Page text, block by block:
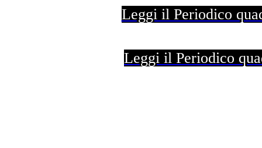
Leggi il Periodico
Leggi il Periodico